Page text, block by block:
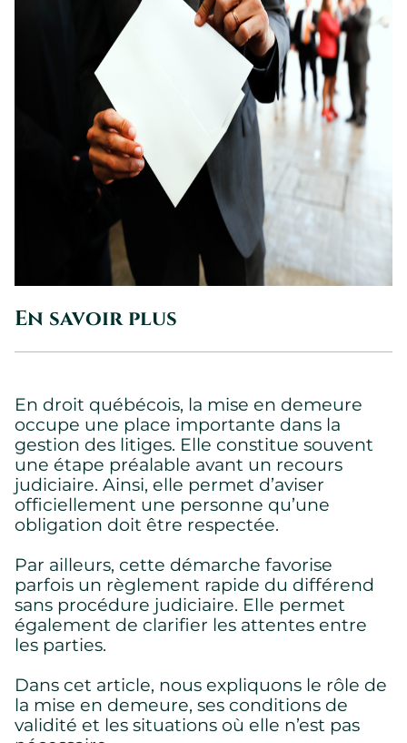
En savoir plus
En droit québécois, la mise en demeure
occupe une place importante dans la
gestion des litiges. Elle constitue souvent
une étape préalable avant un recours
judiciaire. Ainsi, elle permet d’aviser
officiellement une personne qu’une
obligation doit être respectée.
Par ailleurs, cette démarche favorise
parfois un règlement rapide du différend
sans procédure judiciaire. Elle permet
également de clarifier les attentes entre
les parties.
Dans cet article, nous expliquons le rôle de
la mise en demeure, ses conditions de
validité et les situations où elle n’est pas